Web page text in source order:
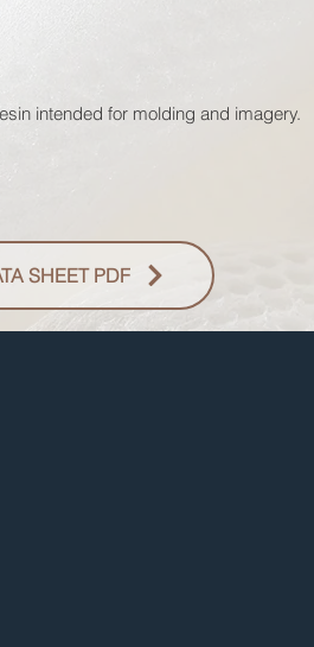
intended for molding and imagery.
SHEET PDF